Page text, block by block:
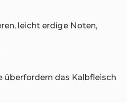
leicht erdige Noten,
überfordern das Kalbfleisch